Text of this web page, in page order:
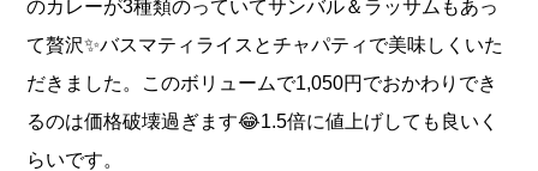
のカレーが3種類のっていてサンバル＆ラッサムもあっ
て贅沢✨バスマティライスとチャパティで美味しくいた
だきました。このボリュームで1,050円でおかわりでき
るのは価格破壊過ぎます😂1.5倍に値上げしても良いく
らいです。